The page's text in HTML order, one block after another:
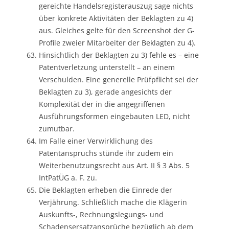
gereichte Handelsregisterauszug sage nichts
über konkrete Aktivitäten der Beklagten zu 4)
aus. Gleiches gelte für den Screenshot der G-
Profile zweier Mitarbeiter der Beklagten zu 4).
Hinsichtlich der Beklagten zu 3) fehle es – eine
Patentverletzung unterstellt – an einem
Verschulden. Eine generelle Prüfpflicht sei der
Beklagten zu 3), gerade angesichts der
Komplexität der in die angegriffenen
Ausführungsformen eingebauten LED, nicht
zumutbar.
Im Falle einer Verwirklichung des
Patentanspruchs stünde ihr zudem ein
Weiterbenutzungsrecht aus Art. II § 3 Abs. 5
IntPatÜG a. F. zu.
Die Beklagten erheben die Einrede der
Verjährung. Schließlich mache die Klägerin
Auskunfts-, Rechnungslegungs- und
Schadensersatzansprüche bezüglich ab dem